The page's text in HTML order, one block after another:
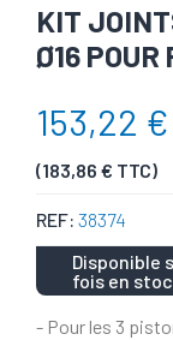
KIT
Ø16
153,22
(183,86 € TTC)
REF: 38374
Disponible
fois en
- Pour les 3